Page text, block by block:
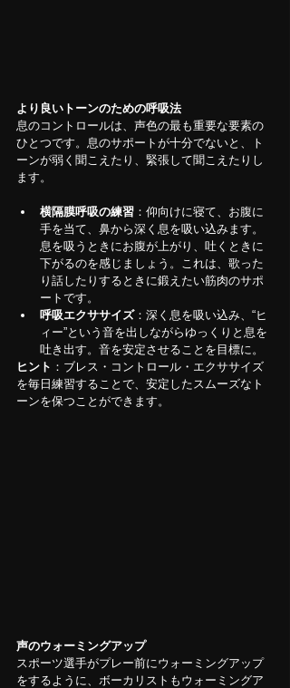
より良いトーンのための呼吸法
息のコントロールは、声色の最も重要な要素の
ひとつです。息のサポートが十分でないと、ト
ーンが弱く聞こえたり、緊張して聞こえたりし
ます。
横隔膜呼吸の練習 ：仰向けに寝て、お腹に
手を当て、鼻から深く息を吸い込みます。
息を吸うときにお腹が上がり、吐くときに
下がるのを感じましょう。これは、歌った
り話したりするときに鍛えたい筋肉のサポ
ートです。
呼吸エクササイズ：深く息を吸い込み、“ヒ
ィー”という音を出しながらゆっくりと息を
吐き出す。音を安定させることを目標に。
ヒント ：ブレス・コントロール・エクササイズ
を毎日練習することで、安定したスムーズなト
ーンを保つことができます。
声のウォーミングアップ
スポーツ選手がプレー前にウォーミングアップ
をするように、ボーカリストもウォーミングア